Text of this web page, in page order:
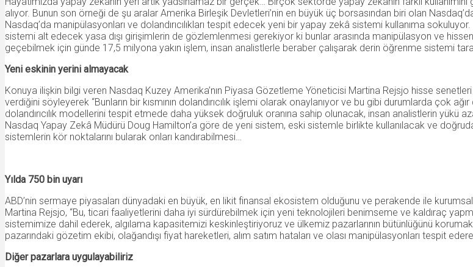
alıyor. Bunun son örneği de şu aralar Amerika Birleşik Devletleri’nin en büyük üç borsasından biri olan
Nasdaq’da manipülasyonları ve dolandırıcılıkları tespit edecek yeni bir yapay zekâ sistemi kullanıma
sistemi alt edecek yasa dışı girişimlerin de gözlemlenmesi gerekiyor ki bunlar arasında manipülasyon ve
geçebilmek için günde 17,5 milyona yakın işlem, insan analistlerle beraber çalışarak derin öğrenme sistemi
Yeni eskinin yerini almayacak
Konuya ilişkin bilgi veren Nasdaq Kuzey Amerika’nın Piyasa Gözetleme Yöneticisi Martina Rejsjo hisse
verdiğini söyleyerek “Bunların bir kısmının dolandırıcılık işlemi olarak onaylanıyor ve bu gibi durumlarda çok
dolandırıcılık modellerini tespit etmede daha yüksek doğruluk oranına sahip olunacak, insan analistlerin yükü
Nasdaq Yapay Zekâ Müdürü Doug Hamilton’a göre de yeni sistem, eski sistemle birlikte kullanılacak ve
sistemlerin kör noktalarını bularak onları kandırabilmesi…
Yılda 750 bin uyarı
ABD’nin sermaye piyasaları dünyadaki en büyük, en likit finansal ekosistem olduğunu ve perakende ile
Martina Rejsjo, “Bu, ticari faaliyetlerini daha iyi sürdürebilmek için yeni teknolojileri benimseme ve kaldıraç
sistemimize dahil ederek, algılama kapasitemizi keskinleştiriyoruz ve ülkemiz pazarlarının bütünlüğünü korumak
pazarındaki gözetim ekibi, olağandışı fiyat hareketleri, alım satım hataları ve olası manipülasyonları tespit
Diğer pazarlara uygulayabiliriz